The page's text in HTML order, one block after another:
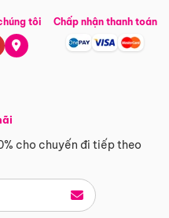
cho chuyến đi tiếp theo
tôi Chấp nhận thanh toán